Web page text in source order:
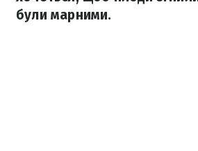
були марними.